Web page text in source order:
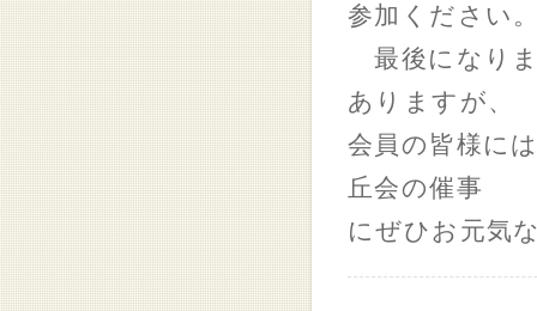
参加ください
最後になり
ありますが、
会員の皆様に
丘会の催事
にぜひお元気